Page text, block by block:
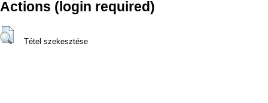
Actions (login required)
Tétel szekesztése